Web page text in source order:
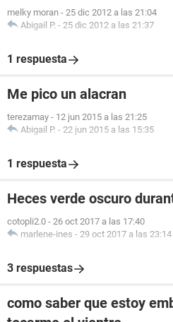
melky moran - 25 dic 2012 a las 21:04
Abigail P. - 25 dic 2012 a las 21:37
1 respuesta
Me pico un alacran
terezamay - 12 jun 2015 a las 21:25
Abigail P. - 22 jun 2015 a las 15:35
1 respuesta
Heces verde oscuro
cotopli2.0 - 26 oct 2017 a las 17:40
marlene-ines - 29 oct 2017 a las 23:14
3 respuestas
como saber que estoy